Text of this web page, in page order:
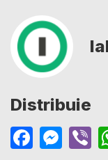
Distribuie